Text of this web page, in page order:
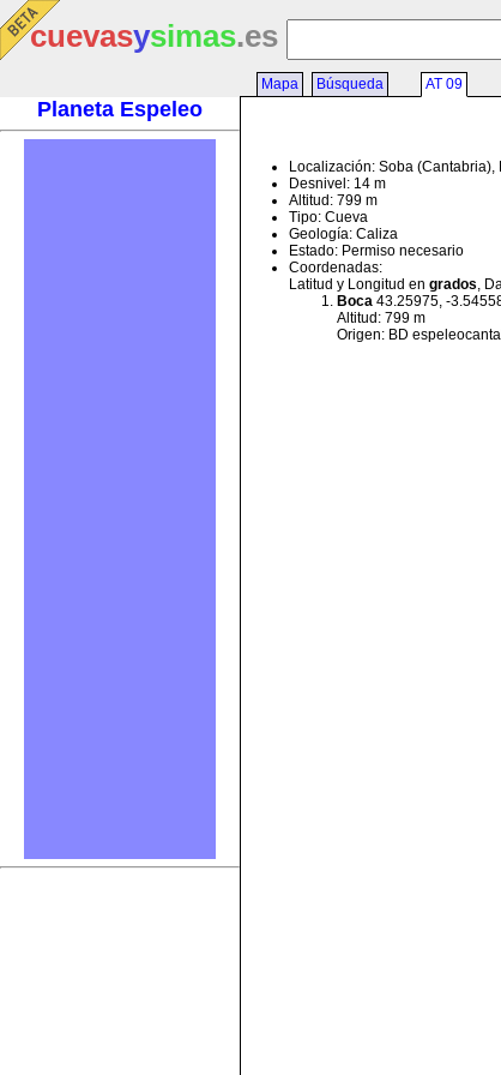
cuevasysimas.es
Planeta Espeleo
Mapa Búsqueda AT 09
Localización: Soba (Cantabria),
Desnivel: 14 m
Altitud: 799 m
Tipo: Cueva
Geología: Caliza
Estado: Permiso necesario
Coordenadas:
Latitud y Longitud en grados,
Boca 43.25975, -
Altitud: 799 m
Origen: BD